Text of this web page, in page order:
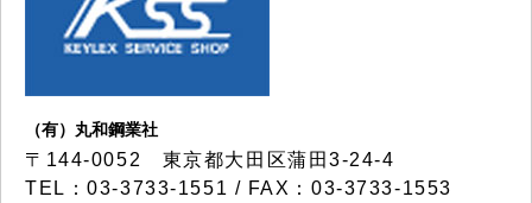
（有）丸和鋼業社
〒144-0052 東京都大田区蒲田3-24-4
TEL：03-3733-1551 / FAX：03-3733-1553